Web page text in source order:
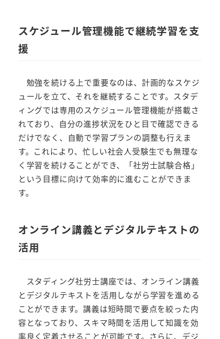
スケジュール管理機能で継続学習を支
援
勉強を続ける上で重要なのは、計画的なスケジ
ュールを立て、それを継続することです。スタデ
ィングでは専用のスケジュール管理機能が搭載さ
れており、自分の進捗状況をひと目で確認できる
だけでなく、自動で学習プランの調整も行えま
す。これにより、忙しい社会人受験生でも無理な
く学習を続けることができ、「社労士試験合格」
という目標に向けて効率的に進むことができま
す。
オンライン講義とデジタルテキストの
活用
スタディング社労士講座では、オンライン講義
とデジタルテキストを活用しながら学習を進める
ことができます。講義は短時間で要点を絞った内
容となっており、スキマ時間を活用して知識を効
率良く定着させることが可能です。さらに、デジ